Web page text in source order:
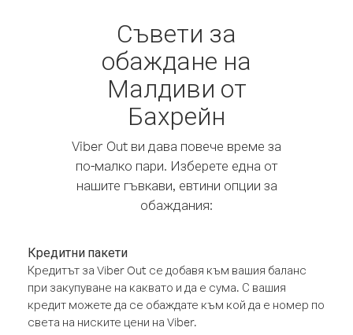
Съвети за
обаждане на
Малдиви от
Бахрейн
Viber Out ви дава повече време за
по-малко пари. Изберете една от
нашите гъвкави, евтини опции за
обаждания:
Кредитни пакети
Кредитът за Viber Out се добавя към вашия баланс
при закупуване на каквато и да е сума. С вашия
кредит можете да се обаждате към кой да е номер по
света на ниските цени на Viber.